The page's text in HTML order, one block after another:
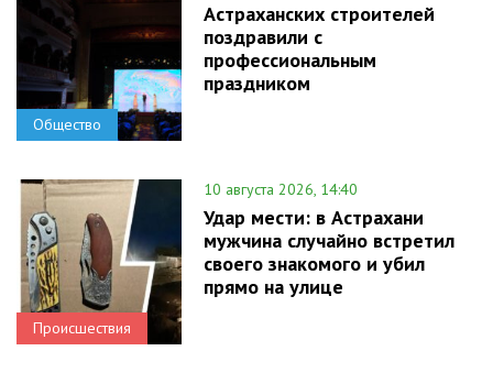
Общество
Астраханских строителей
поздравили с
профессиональным
праздником
Происшествия
10 августа 2026, 14:40
Удар мести: в Астрахани
мужчина случайно встретил
своего знакомого и убил
прямо на улице